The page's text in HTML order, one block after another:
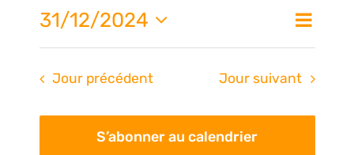
de
Jour
31/12/2024
Sélectionnez
date.
Jour précédent Jour suivant
S’abonner au calendrier